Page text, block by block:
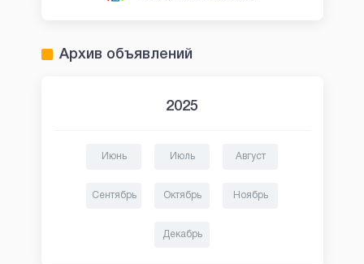
Архив объявлений
2025
Июнь Июль Август
Сентябрь Октябрь Ноябрь
Декабрь